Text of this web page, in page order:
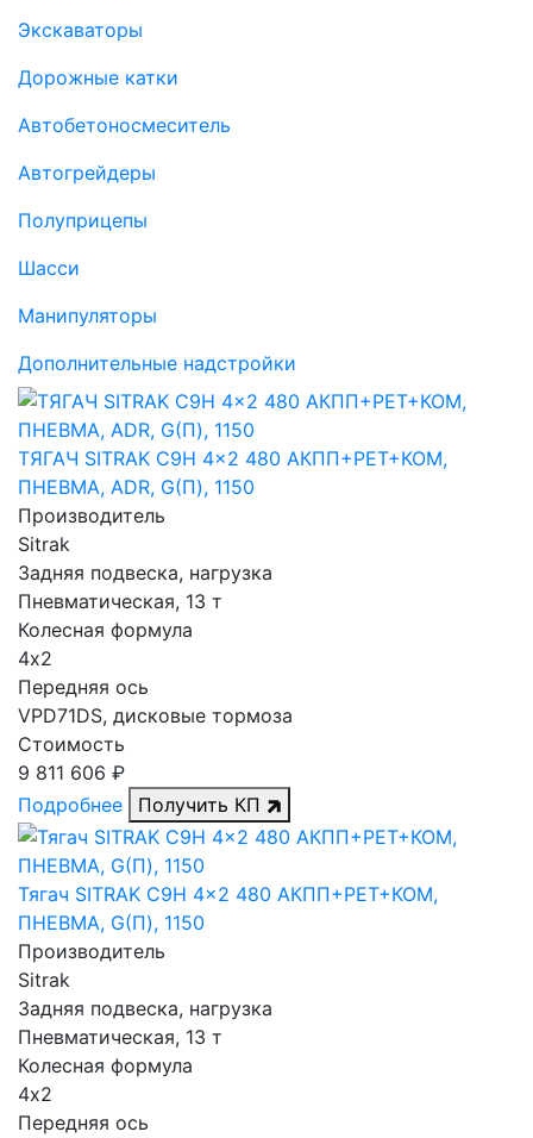
Экскаваторы
Дорожные катки
Автобетоносмеситель
Автогрейдеры
Полуприцепы
Шасси
Манипуляторы
Дополнительные надстройки
ТЯГАЧ SITRAK C9H 4x2 480 АКПП+РЕТ+КОМ,
ПНЕВМА, ADR, G(П), 1150
Производитель
Sitrak
Задняя подвеска, нагрузка
Пневматическая, 13 т
Колесная формула
4х2
Передняя ось
VPD71DS, дисковые тормоза
Стоимость
9 811 606 ₽
Подробнее
Получить КП
Тягач SITRAK C9H 4x2 480 АКПП+РЕТ+КОМ,
ПНЕВМА, G(П), 1150
Производитель
Sitrak
Задняя подвеска, нагрузка
Пневматическая, 13 т
Колесная формула
4х2
Передняя ось